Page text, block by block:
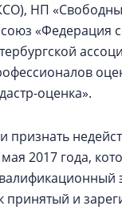
НП
«Федерация
оценка».
признать
2017 года,
принятый и